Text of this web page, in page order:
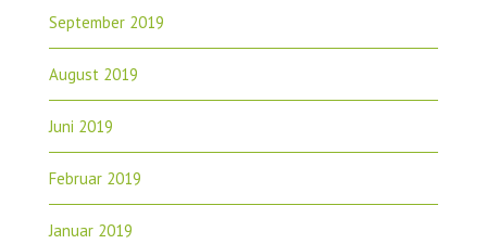
September 2019
August 2019
Juni 2019
Februar 2019
Januar 2019